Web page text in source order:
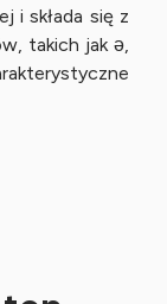
i składa się z
takich jak ə,